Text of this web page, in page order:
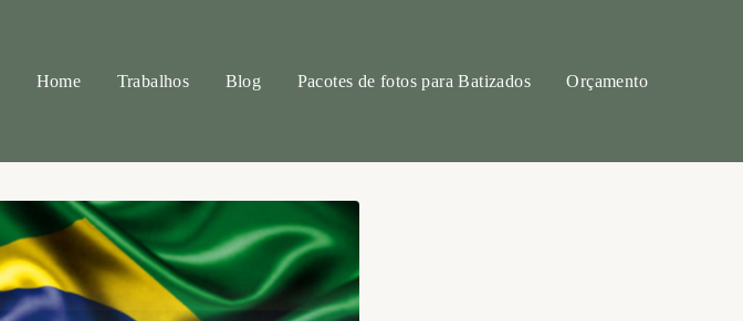
Home Trabalhos Blog Pacotes de fotos para Batizados Orçamento